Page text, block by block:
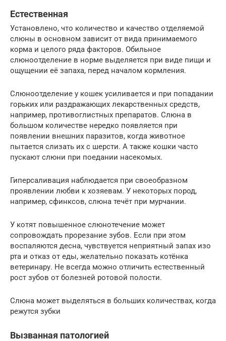
Естественная
Установлено, что количество и качество отделяемой
слюны в основном зависит от вида принимаемого
корма и целого ряда факторов. Обильное
слюноотделение в норме выделяется при виде пищи и
ощущении её запаха, перед началом кормления.
Слюноотделение у кошек усиливается и при попадании
горьких или раздражающих лекарственных средств,
например, противоглистных препаратов. Слюна в
большом количестве нередко появляется при
появлении внешних паразитов, когда животное
пытается слизать их с шерсти. А также кошки часто
пускают слюни при поедании насекомых.
Гиперсаливация наблюдается при своеобразном
проявлении любви к хозяевам. У некоторых пород,
например, сфинксов, слюна течёт при мурчании.
У котят повышенное слюнотечение может
сопровождать прорезание зубов. Если при этом
воспаляются десна, чувствуется неприятный запах изо
рта и отказ от еды, желательно показать котёнка
ветеринару. Не всегда можно отличить естественный
рост зубов от болезней ротовой полости.
Слюна может выделяться в больших количествах, когда
режутся зубки
Вызванная патологией